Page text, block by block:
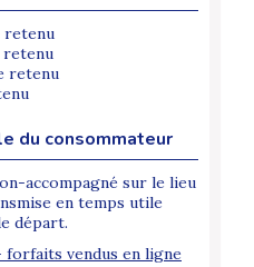
retenu
retenu
retenu
du consommateur
accompagné sur le lieu
en temps utile
départ.
forfaits vendus en ligne